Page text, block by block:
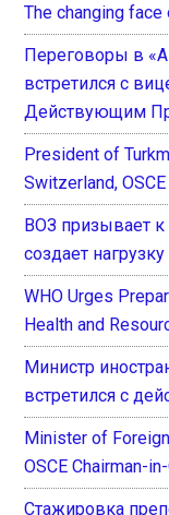
The changing face
Переговоры в
встретился с
Действующим
President of
Switzerland,
ВОЗ призывает к
создает
WHO Urges
Health and
Министр
встретился с
Minister of
OSCE Chairman-
Стажировка